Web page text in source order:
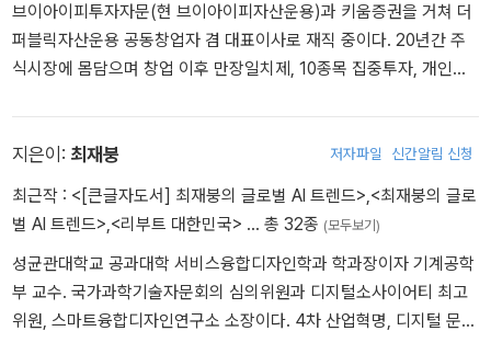
선일보, 중앙일보, 동아일보, 한국경제신문, 매일경제신문 등에서 칼
럼니스트와 부동산 자문위원으로 활동하며 시장의 기회를 예리하게
포착해 왔다. 《다시 쓰는 대한민국 부동산 사용설명서》 《경기도 부동
및 《머니 트렌드 2026》 《당신만 몰랐던 부동산 투자》 《빠세클럽 부
동산 파이널 투자 전략》 등의 공동 저서를 집필했다.
브이아이피투자자문(현 브이아이피자산운용)과 키움증권을 거쳐 더
퍼블릭자산운용 공동창업자 겸 대표이사로 재직 중이다. 20년간 주
식시장에 몸담으며 창업 이후 만장일치제, 10종목 집중투자, 개인고
블』 등을 썼다.
지은이: 최재붕 저자파일 신간알림 신청
최근작 : <[큰글자도서] 최재붕의 글로벌 AI 트렌드>,<최재붕의 글로
벌 AI 트렌드>,<리부트 대한민국> … 총 32종 (모두보기)
성균관대학교 공과대학 서비스융합디자인학과 학과장이자 기계공학
부 교수. 국가과학기술자문회의 심의위원과 디지털소사이어티 최고
위원, 스마트융합디자인연구소 소장이다. 4차 산업혁명, 디지털 문명